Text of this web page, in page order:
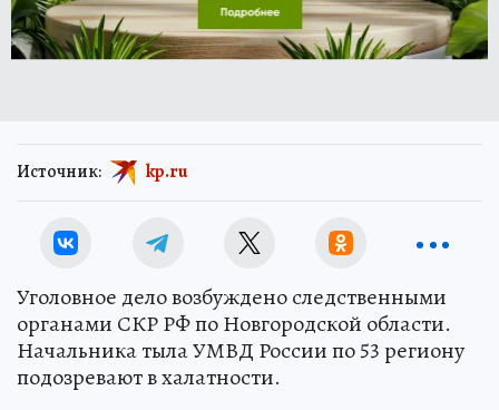
Источник: kp.ru
Уголовное дело возбуждено следственными
органами СКР РФ по Новгородской области.
Начальника тыла УМВД России по 53 региону
подозревают в халатности.